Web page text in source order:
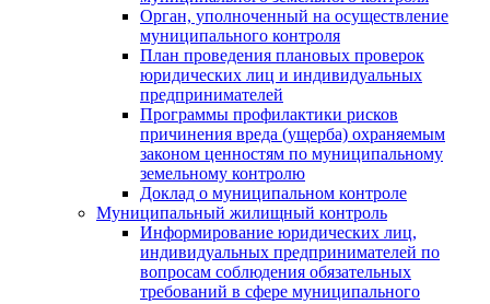
Орган, уполноченный на осуществление
муниципального контроля
План проведения плановых проверок
юридических лиц и индивидуальных
предпринимателей
Программы профилактики рисков
причинения вреда (ущерба) охраняемым
законом ценностям по муниципальному
земельному контролю
Доклад о муниципальном контроле
Муниципальный жилищный контроль
Информирование юридических лиц,
индивидуальных предпринимателей по
вопросам соблюдения обязательных
требований в сфере муниципального